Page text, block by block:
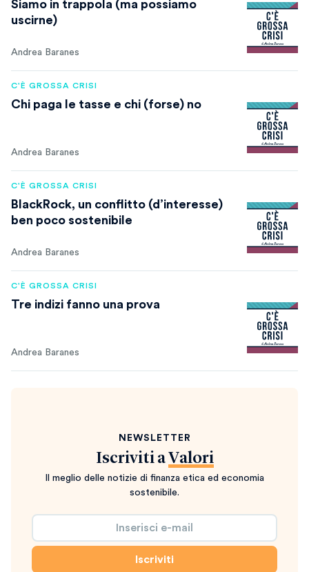
Siamo in trappola (ma possiamo
uscirne)
Andrea Baranes
C'È GROSSA CRISI
Chi paga le tasse e chi (forse) no
Andrea Baranes
C'È GROSSA CRISI
BlackRock, un conflitto (d’interesse)
ben poco sostenibile
Andrea Baranes
C'È GROSSA CRISI
Tre indizi fanno una prova
Andrea Baranes
NEWSLETTER
Iscriviti a Valori
Il meglio delle notizie di finanza etica ed economia
sostenibile.